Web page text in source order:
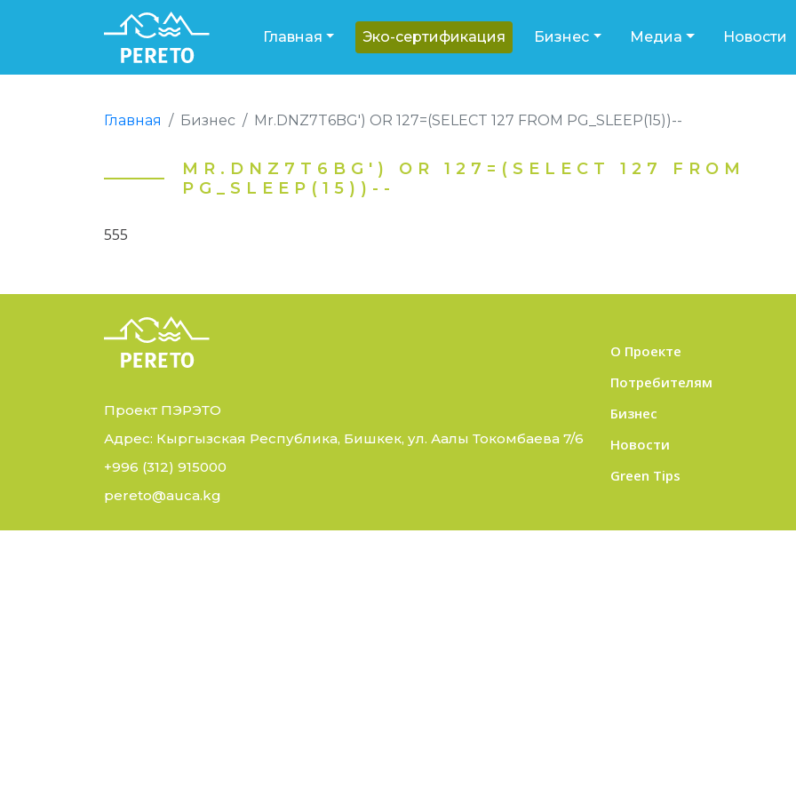
Главная Эко-сертификация Бизнес Медиа Новости
Главная Бизнес Mr.DNZ7T6BG') OR 127=(SELECT 127 FROM PG_SLEEP(15))--
MR.DNZ7T6BG') OR 127=(SELECT 127 FROM
PG_SLEEP(15))--
555
Проект ПЭРЭТО
Адрес: Кыргызская Республика, Бишкек, ул. Аалы Токомбаева 7/6
+996 (312) 915000
pereto@auca.kg
О Проекте
Потребителям
Бизнес
Новости
Green Tips